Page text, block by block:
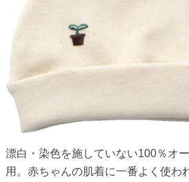
漂白・染色を施していない100％オ
用。赤ちゃんの肌着に一番よく使わ